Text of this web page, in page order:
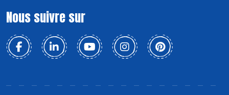
Nous suivre sur